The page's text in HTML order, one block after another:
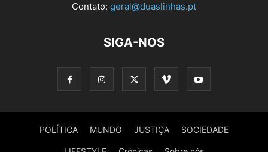
Contato: geral@duaslinhas.pt
SIGA-NOS
POLÍTICA MUNDO JUSTIÇA SOCIEDADE